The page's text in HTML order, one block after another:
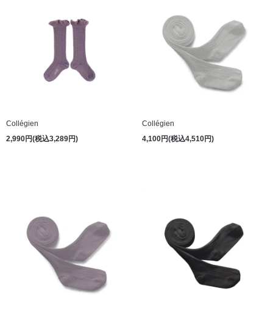
Collégien
2,990円(税込3,289円)
Collégien
4,100円(税込4,510円)